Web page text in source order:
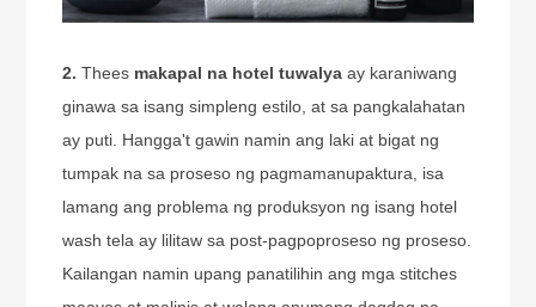
2. Thees makapal na hotel tuwalya ay karaniwang
ginawa sa isang simpleng estilo, at sa pangkalahatan
ay puti. Hangga't gawin namin ang laki at bigat ng
tumpak na sa proseso ng pagmamanupaktura, isa
lamang ang problema ng produksyon ng isang hotel
wash tela ay lilitaw sa post-pagpoproseso ng proseso.
Kailangan namin upang panatilihin ang mga stitches